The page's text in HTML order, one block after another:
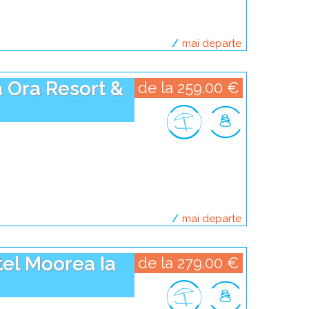
mai departedespre
Ora Resort &
de la 259.00 €
mai departedespre
Moorea Ia
de la 279.00 €